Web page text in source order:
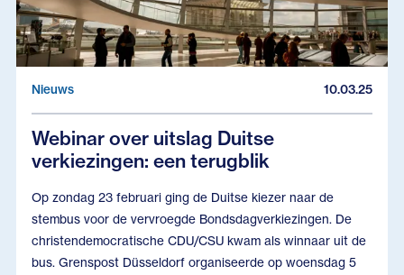
Nieuws 10.03.25
Webinar over uitslag Duitse
verkiezingen: een terugblik
Op zondag 23 februari ging de Duitse kiezer naar de
stembus voor de vervroegde Bondsdagverkiezingen. De
christendemocratische CDU/CSU kwam als winnaar uit de
bus. Grenspost Düsseldorf organiseerde op woensdag 5